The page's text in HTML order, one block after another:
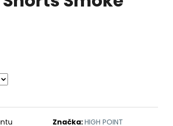
Značka:HIGH POINT